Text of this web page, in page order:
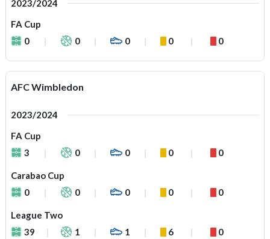
2023/2024
FA Cup
0
0 0 0 0
AFC Wimbledon
2023/2024
FA Cup
3
0 0 0 0
Carabao Cup
0
0 0 0 0
League Two
39
1 1 6 0